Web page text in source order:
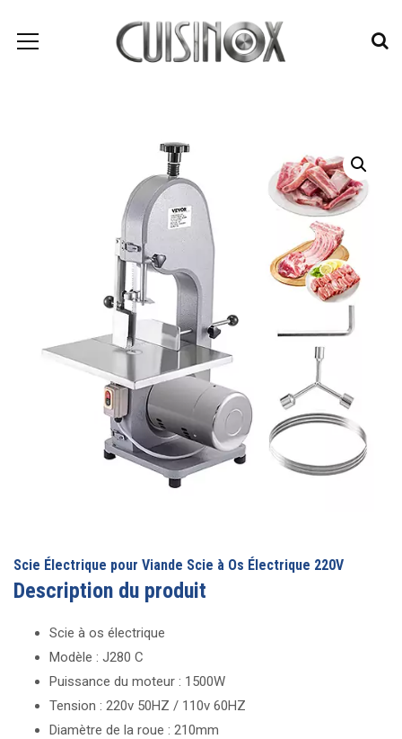
Scie Électrique pour Viande Scie à Os Électrique 220V
Description du produit
Scie à os électrique
Modèle : J280 C
Puissance du moteur : 1500W
Tension : 220v 50HZ / 110v 60HZ
Diamètre de la roue : 210mm